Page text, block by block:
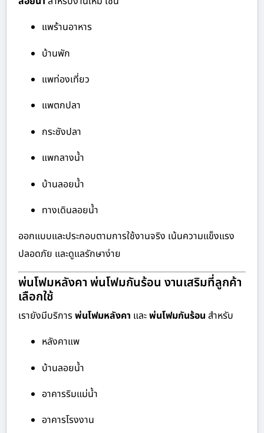
แพร้านอาหาร
บ้านพัก
แพท่องเที่ยว
แพตกปลา
กระชังปลา
แพกลางน้ำ
บ้านลอยน้ำ
ทางเดินลอยน้ำ
ออกแบบและประกอบตามการใช้งานจริง เน้นความแข็งแรง
ปลอดภัย และดูแลรักษาง่าย
พ่นโฟมหลังคา พ่นโฟมกันร้อน งานเสริมที่ลูกค้า
เลือกใช้
เรายังมีบริการพ่นโฟมหลังคา และพ่นโฟมกันร้อน สำหรับ
หลังคาแพ
บ้านลอยน้ำ
อาคารริมแม่น้ำ
อาคารโรงงาน